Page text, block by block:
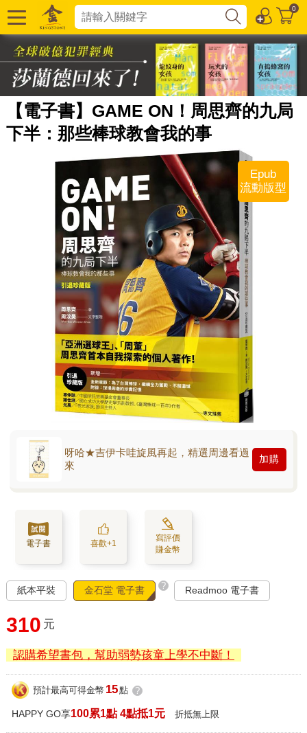
0
【電子書】GAME ON！周思齊的九局
下半：那些棒球教會我的事
Epub
流動版型
呀哈★吉伊卡哇旋風再起，精選周邊看過
來
加購
電子書 喜歡+1
寫評價
賺金幣
紙本平裝 金石堂 電子書 ? Readmoo 電子書
310 元
認購希望書包，幫助弱勢孩童上學不中斷！
預計最高可得金幣 15點 ?
HAPPY GO享100累1點 4點抵1元 折抵無上限